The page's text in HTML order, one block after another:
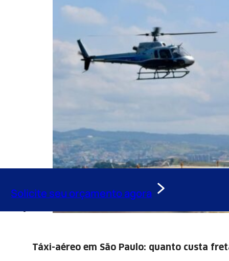
Solicite seu orçamento agora
Táxi-aéreo em São Paulo: quanto custa